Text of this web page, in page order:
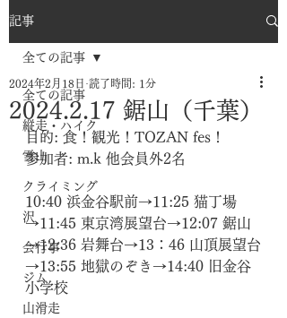
記事
全ての記事
縦走・ハイク
雪山
クライミング
沢
会行事
ジム
山滑走
全ての記事
2024.2.17 鋸山（千葉）
2024年2月18日 読了時間: 1分
目的: 食！観光！TOZAN fes！
参加者: m.k 他会員外2名
10:40 浜金谷駅前→11:25 猫丁場
→11:45 東京湾展望台→12:07 鋸山
→12:36 岩舞台→13：46 山頂展望台
→13:55 地獄のぞき→14:40 旧金谷
小学校